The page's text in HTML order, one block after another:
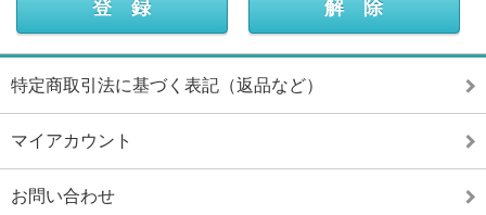
特定商取引法に基づく表記（返品など）
マイアカウント
お問い合わせ